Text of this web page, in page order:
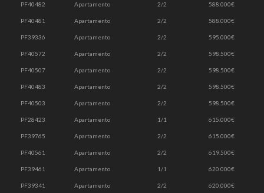
PF40482 Apartamento 2/2 588.000€
PF40481 Apartamento 2/2 588.000€
PF39336 Apartamento 2/2 595.000€
PF40572 Apartamento 2/2 598.500€
PF40507 Apartamento 2/2 598.500€
PF40483 Apartamento 2/2 598.500€
PF40503 Apartamento 2/2 598.500€
PF28423 Apartamento 1/1 615.000€
PF39765 Apartamento 2/2 615.000€
PF40561 Apartamento 2/2 619.500€
PF39461 Apartamento 1/1 620.000€
PF39341 Apartamento 2/2 620.000€